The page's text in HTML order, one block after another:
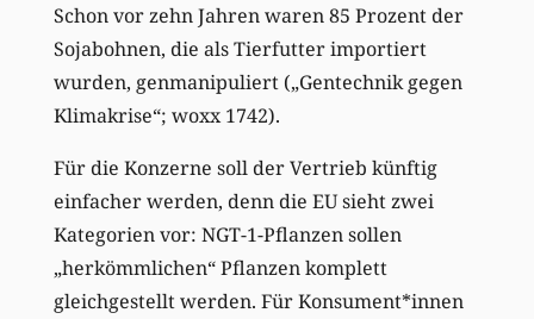
Schon vor zehn Jahren waren 85 Prozent der
Sojabohnen, die als Tierfutter importiert
wurden, genmanipuliert („Gentechnik gegen
Klimakrise“; woxx 1742).
Für die Konzerne soll der Vertrieb künftig
einfacher werden, denn die EU sieht zwei
Kategorien vor: NGT-1-Pflanzen sollen
„herkömmlichen“ Pflanzen komplett
gleichgestellt werden. Für Konsument*innen